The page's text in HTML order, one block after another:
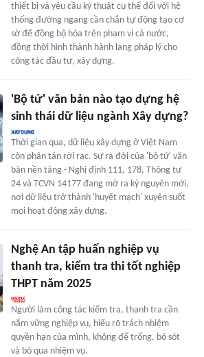
thiết bị và yêu cầu kỹ thuật cụ thể đối với hệ
thống đường ngang cần chắn tự động tạo cơ
sở để đồng bộ hóa trên phạm vi cả nước,
đồng thời hình thành hành lang pháp lý cho
công tác đầu tư, xây dựng.
'Bộ tứ' văn bản nào tạo dựng hệ
sinh thái dữ liệu ngành Xây dựng?
Thời gian qua, dữ liệu xây dựng ở Việt Nam
còn phân tán rời rạc. Sự ra đời của 'bộ tứ' văn
bản nền tảng - Nghị định 111, 178, Thông tư
24 và TCVN 14177 đang mở ra kỷ nguyên mới,
nơi dữ liệu trở thành 'huyết mạch' xuyên suốt
mọi hoạt động xây dựng.
Nghệ An tập huấn nghiệp vụ
thanh tra, kiểm tra thi tốt nghiệp
THPT năm 2025
Người làm công tác kiểm tra, thanh tra cần
nắm vững nghiệp vụ, hiểu rõ trách nhiệm
quyền hạn của mình, không để trống, bỏ sót
và bỏ qua nhiệm vụ.